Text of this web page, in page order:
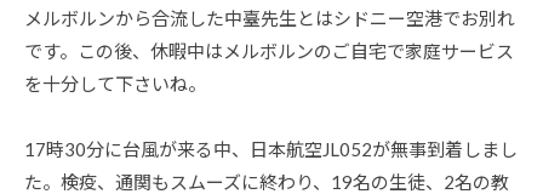
メルボルンから合流した中臺先生とはシドニー空港でお別れ
です。この後、休暇中はメルボルンのご自宅で家庭サービス
を十分して下さいね。
17時30分に台風が来る中、日本航空JL052が無事到着しまし
た。検疫、通関もスムーズに終わり、19名の生徒、2名の教